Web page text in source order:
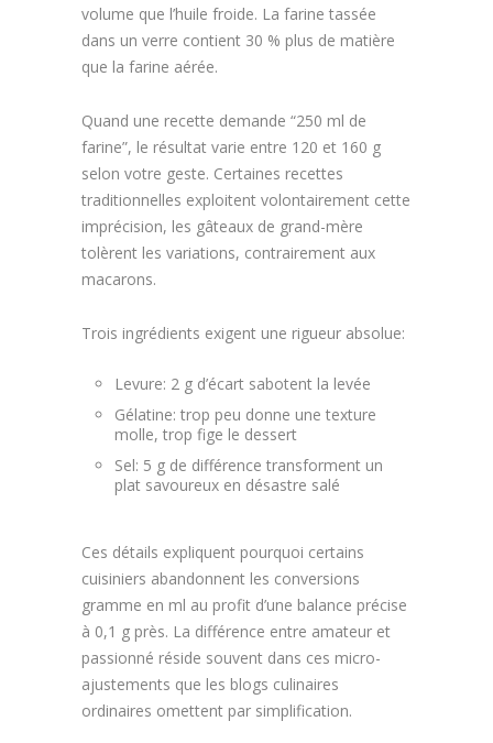
volume que l’huile froide. La farine tassée
dans un verre contient 30 % plus de matière
que la farine aérée.
Quand une recette demande “250 ml de
farine”, le résultat varie entre 120 et 160 g
selon votre geste. Certaines recettes
traditionnelles exploitent volontairement cette
imprécision, les gâteaux de grand-mère
tolèrent les variations, contrairement aux
macarons.
Trois ingrédients exigent une rigueur absolue:
Levure: 2 g d’écart sabotent la levée
Gélatine: trop peu donne une texture
molle, trop fige le dessert
Sel: 5 g de différence transforment un
plat savoureux en désastre salé
Ces détails expliquent pourquoi certains
cuisiniers abandonnent les conversions
gramme en ml au profit d’une balance précise
à 0,1 g près. La différence entre amateur et
passionné réside souvent dans ces micro-
ajustements que les blogs culinaires
ordinaires omettent par simplification.